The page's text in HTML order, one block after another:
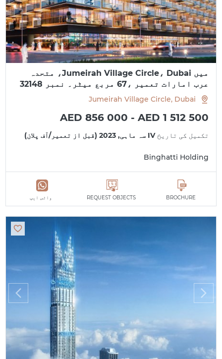
میں Jumeirah Village Circle، Dubai، متحدہ
عرب امارات تعمیر ،67 مربع میٹر۔ نمبر 32148
Jumeirah Village Circle, Dubai
AED 856 000 - AED 1 512 500
تکمیل کی تاریخIV سہ ماہی, 2023 (قبل از تعمیر/آف پلان)
Binghatti Holding
BROCHURE
REQUEST OBJECTS واٹس ایپ